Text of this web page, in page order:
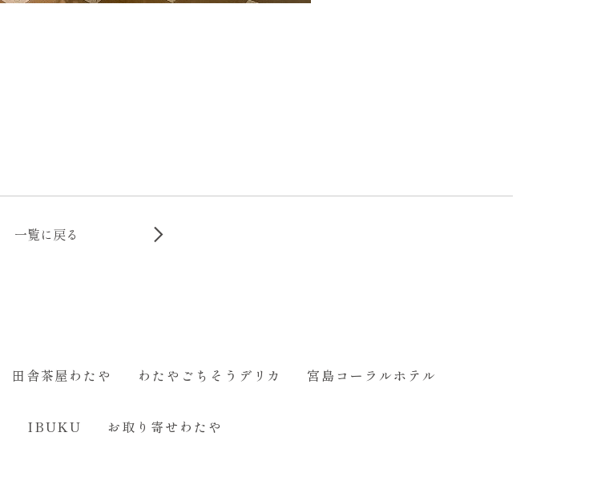
一覧に戻る
田舎茶屋わたや わたやごちそうデリカ 宮島コーラルホテル
IBUKU お取り寄せわたや